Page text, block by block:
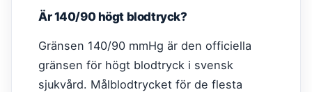
Är 140/90 högt blodtryck?
Gränsen 140/90 mmHg är den officiella
gränsen för högt blodtryck i svensk
sjukvård. Målblodtrycket för de flesta